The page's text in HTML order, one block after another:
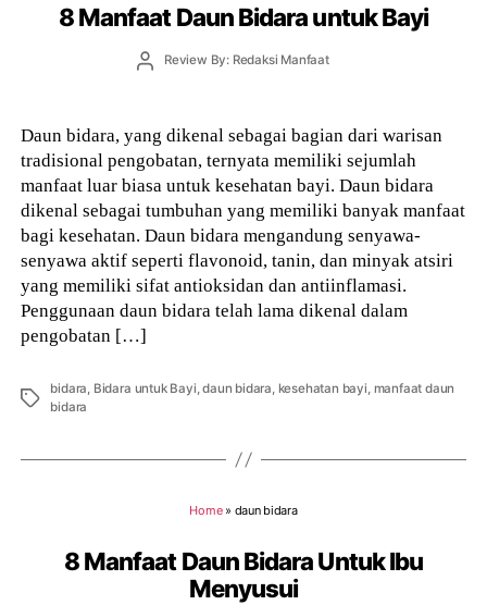
8 Manfaat Daun Bidara untuk Bayi
PostReview By: Redaksi Manfaat
Daun bidara, yang dikenal sebagai bagian dari warisan
tradisional pengobatan, ternyata memiliki sejumlah
manfaat luar biasa untuk kesehatan bayi. Daun bidara
dikenal sebagai tumbuhan yang memiliki banyak manfaat
bagi kesehatan. Daun bidara mengandung senyawa-
senyawa aktif seperti flavonoid, tanin, dan minyak atsiri
yang memiliki sifat antioksidan dan antiinflamasi.
Penggunaan daun bidara telah lama dikenal dalam
pengobatan […]
Tags
bidara, Bidara untuk Bayi,daun bidara, kesehatan bayi, manfaat daun
bidara
Home» daun bidara
8 Manfaat Daun Bidara Untuk Ibu
Menyusui